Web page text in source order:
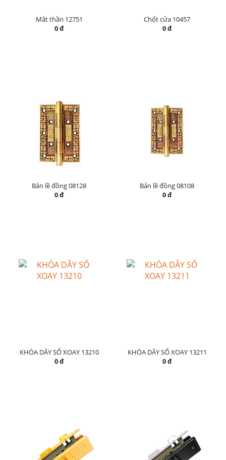
Mắt thần 12751
0 đ
Chốt cửa 10457
0 đ
Bản lề đồng 08128
0 đ
Bản lề đồng 08108
0 đ
KHÓA DÂY SỐ XOAY 13210
0 đ
KHÓA DÂY SỐ XOAY 13211
0 đ